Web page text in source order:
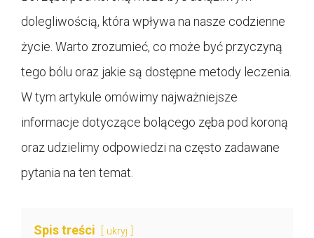
dolegliwością, która wpływa na nasze codzienne
życie. Warto zrozumieć, co może być przyczyną
tego bólu oraz jakie są dostępne metody leczenia.
W tym artykule omówimy najważniejsze
informacje dotyczące bolącego zęba pod koroną
oraz udzielimy odpowiedzi na często zadawane
pytania na ten temat.
Spis treści ukryj